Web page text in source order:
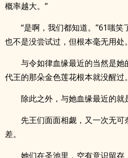
概率越大。”
“是啊，我们都知道。”61嗤笑
也不是没尝试过，但根本毫无用处
与令如律血缘最近的当然是
代王的那朵金色莲花根本就没醒过。
除此之外，与她血缘最近的就
先王们面面相觑，又一次无可
差。
她们在圣池里，空有意识留存